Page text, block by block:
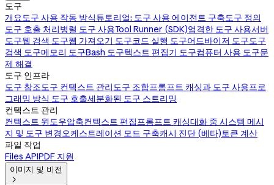
도구
개요도구 사용 작동 방식튜토리얼: 도구 사용 에이전트 구축도구 정의
도구 호출 처리병렬 도구 사용Tool Runner (SDK)엄격한 도구 사용서버
도구웹 검색 도구웹 가져오기 도구코드 실행 도구어드바이저 도구도구
검색 도구메모리 도구Bash 도구텍스트 편집기 도구컴퓨터 사용 도구문
제 해결
도구 인프라
도구 참조도구 컨텍스트 관리도구 조합프롬프트 캐싱과 도구 사용프로
그래밍 방식 도구 호출세분화된 도구 스트리밍
컨텍스트 관리
컨텍스트 윈도우압축컨텍스트 편집프롬프트 캐싱대화 중 시스템 메시
지 및 도구 변경오케스트레이션 모드 구축캐시 진단 (베타)토큰 계산
파일 작업
Files APIPDF 지원
이미지 및 비전
